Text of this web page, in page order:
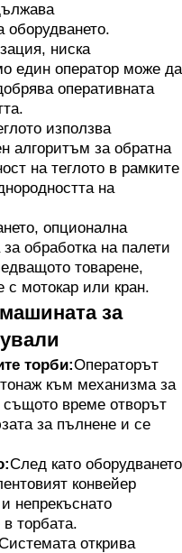
оборудването.
ниска
един оператор може да
оперативната
използва
алгоритъм за обратна
на теглото в рамките
на
опционална
обработка на палети
товарене,
с мотокар или кран.
за
торби:Операторът
към механизма за
същото време отворът
за пълнене и се
След като оборудването
конвейер
непрекъснато
торбата.
открива